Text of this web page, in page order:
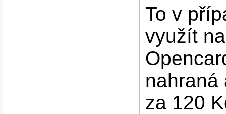
To v
využít
nahraná
za 120